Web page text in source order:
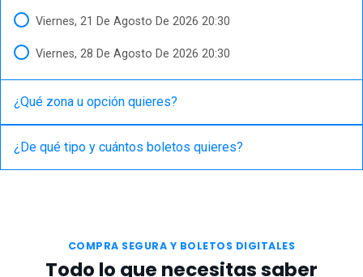
Viernes, 21 De Agosto De 2026 20:30
Viernes, 28 De Agosto De 2026 20:30
¿Qué zona u opción quieres
¿De qué tipo y cuántos boletos quieres
COMPRA SEGURA Y BOLETOS DIGITALES
Todo lo que necesitas saber